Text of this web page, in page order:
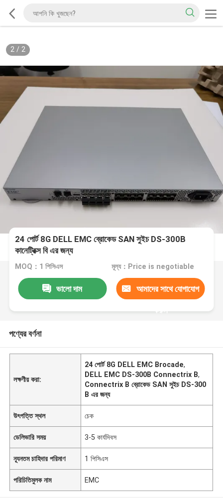
2/ 2
24 পোর্ট 8G DELL EMC ব্রোকেড SAN সুইচ DS-300B
কানেট্রিক্স বি এর জন্য
MOQ：1 পিসিএস মূল্য：Price is negotiable
ভালো দাম আমাদের সাথে যোগাযোগ
করুন
পণ্যের বর্ণনা
লক্ষণীয় করা:
24 পোর্ট 8G DELL EMC Brocade,
DELL EMC DS-300B Connectrix B,
Connectrix B ব্রোকেড SAN সুইচ DS-300
B এর জন্য
উৎপত্তি স্থল চেক
ডেলিভারি সময় 3-5 কার্যদিবস
ন্যূনতম চাহিদার পরিমাণ 1 পিসিএস
পরিচিতিমুলক নাম EMC